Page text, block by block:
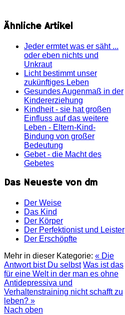
Ähnliche Artikel
Jeder ermtet was er säht ...
oder eben nichts und
Unkraut
Licht bestimmt unser
zukünftiges Leben
Gesundes Augenmaß in der
Kindererziehung
Kindheit - sie hat großen
Einfluss auf das weitere
Leben - Eltern-Kind-
Bindung von großer
Bedeutung
Gebet - die Macht des
Gebetes
Das Neueste von dm
Der Weise
Das Kind
Der Körper
Der Perfektionist und Leister
Der Erschöpfte
Mehr in dieser Kategorie: « Die
Antwort bist Du selbst Was ist das
für eine Welt in der man es ohne
Antidepressiva und
Verhaltenstraining nicht schafft zu
leben? »
Nach oben